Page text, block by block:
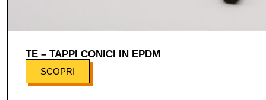
TE – TAPPI CONICI IN EPDM
SCOPRI